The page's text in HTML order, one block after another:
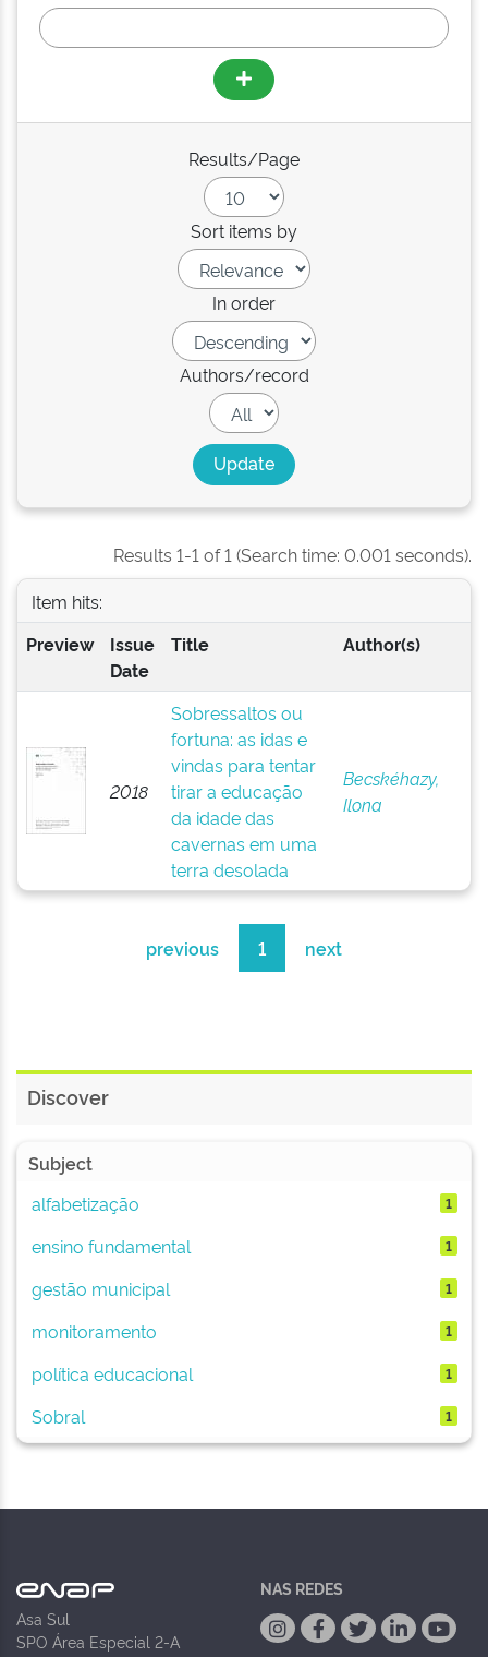
Results/Page
Sort items by
In order
Authors/record
Results 1-1 of 1 (Search time: 0.001 seconds).
Item hits:
Preview
Issue
Date
Title Author(s)
2018
Sobressaltos ou
fortuna: as idas e
vindas para tentar
tirar a educação
da idade das
cavernas em uma
terra desolada
Becskéhazy,
Ilona
previous 1 next
Discover
Subject
alfabetização
1
ensino fundamental 1
gestão municipal 1
monitoramento 1
política educacional 1
Sobral 1
Asa Sul
SPO Área Especial 2-A
NAS REDES